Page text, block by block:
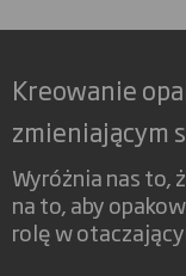
Kreowanie
zmieniającym
Wyróżnia nas to,
na to, aby
rolę w